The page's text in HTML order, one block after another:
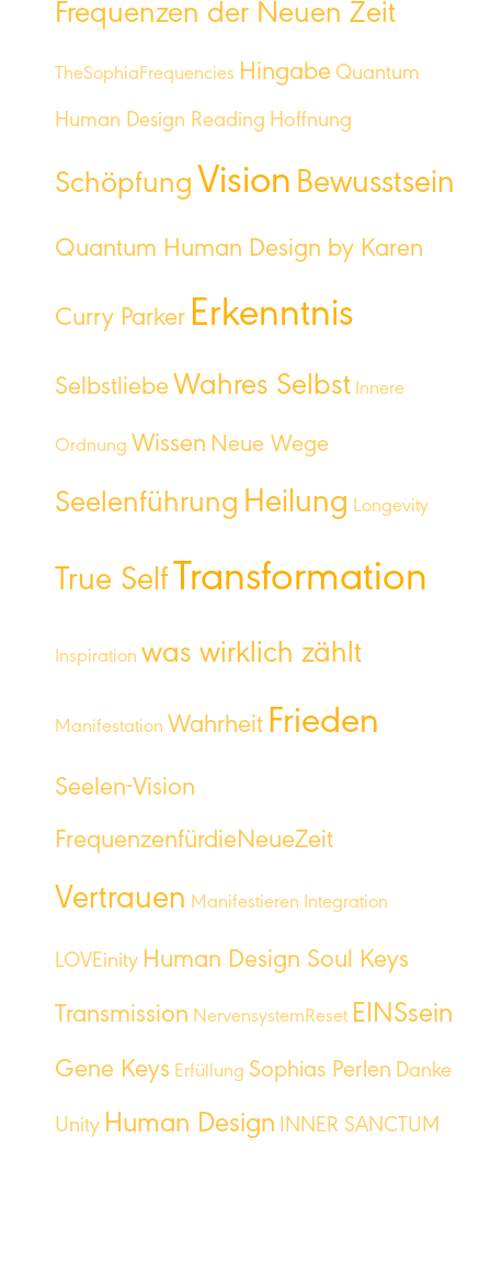
Frequenzen der Neuen Zeit
TheSophiaFrequencies Hingabe Quantum
Human Design Reading Hoffnung
Schöpfung Vision Bewusstsein
Quantum Human Design by Karen
Curry Parker Erkenntnis
Selbstliebe Wahres Selbst Innere
Ordnung Wissen Neue Wege
Seelenführung Heilung Longevity
True Self Transformation
Inspiration was wirklich zählt
Manifestation Wahrheit Frieden
Seelen-Vision
FrequenzenfürdieNeueZeit
Vertrauen Manifestieren Integration
LOVEinity Human Design Soul Keys
Transmission NervensystemReset EINSsein
Gene Keys Erfüllung Sophias Perlen Danke
Unity Human Design INNER SANCTUM